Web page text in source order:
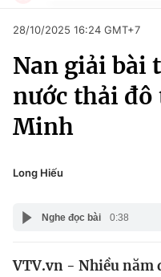
Chuyên mục
Chính trị
Xã hội
Pháp luật
Kinh tế
Thể thao
Truyền hình
Giáo dục
28/10/2025 16:24 GMT+7
Nan giải bài
nước thải đô
Minh
Long Hiếu
Nghe đọc bài 0:38
VTV.vn - Nhiều năm